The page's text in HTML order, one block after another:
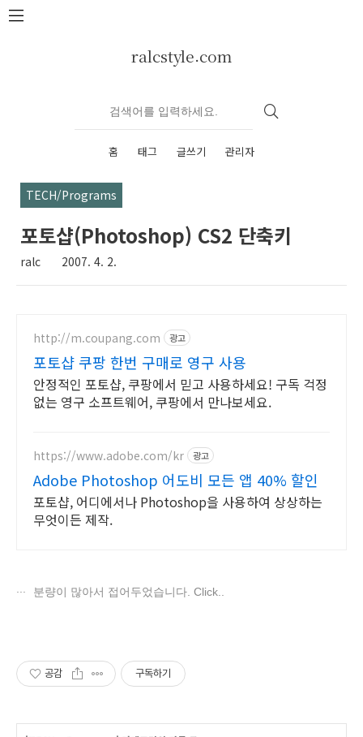
본문 바로가기
ralcstyle.com
홈 태그 글쓰기 관리자
TECH/Programs
포토샵(Photoshop) CS2 단축키
ralc 2007. 4. 2.
http://m.coupang.com 광고
포토샵 쿠팡 한번 구매로 영구 사용
안정적인 포토샵, 쿠팡에서 믿고 사용하세요! 구독 걱정
없는 영구 소프트웨어, 쿠팡에서 만나보세요.
https://www.adobe.com/kr 광고
Adobe Photoshop 어도비 모든 앱 40% 할인
포토샵, 어디에서나 Photoshop을 사용하여 상상하는
무엇이든 제작.
분량이 많아서 접어두었습니다. Click..
공감 구독하기